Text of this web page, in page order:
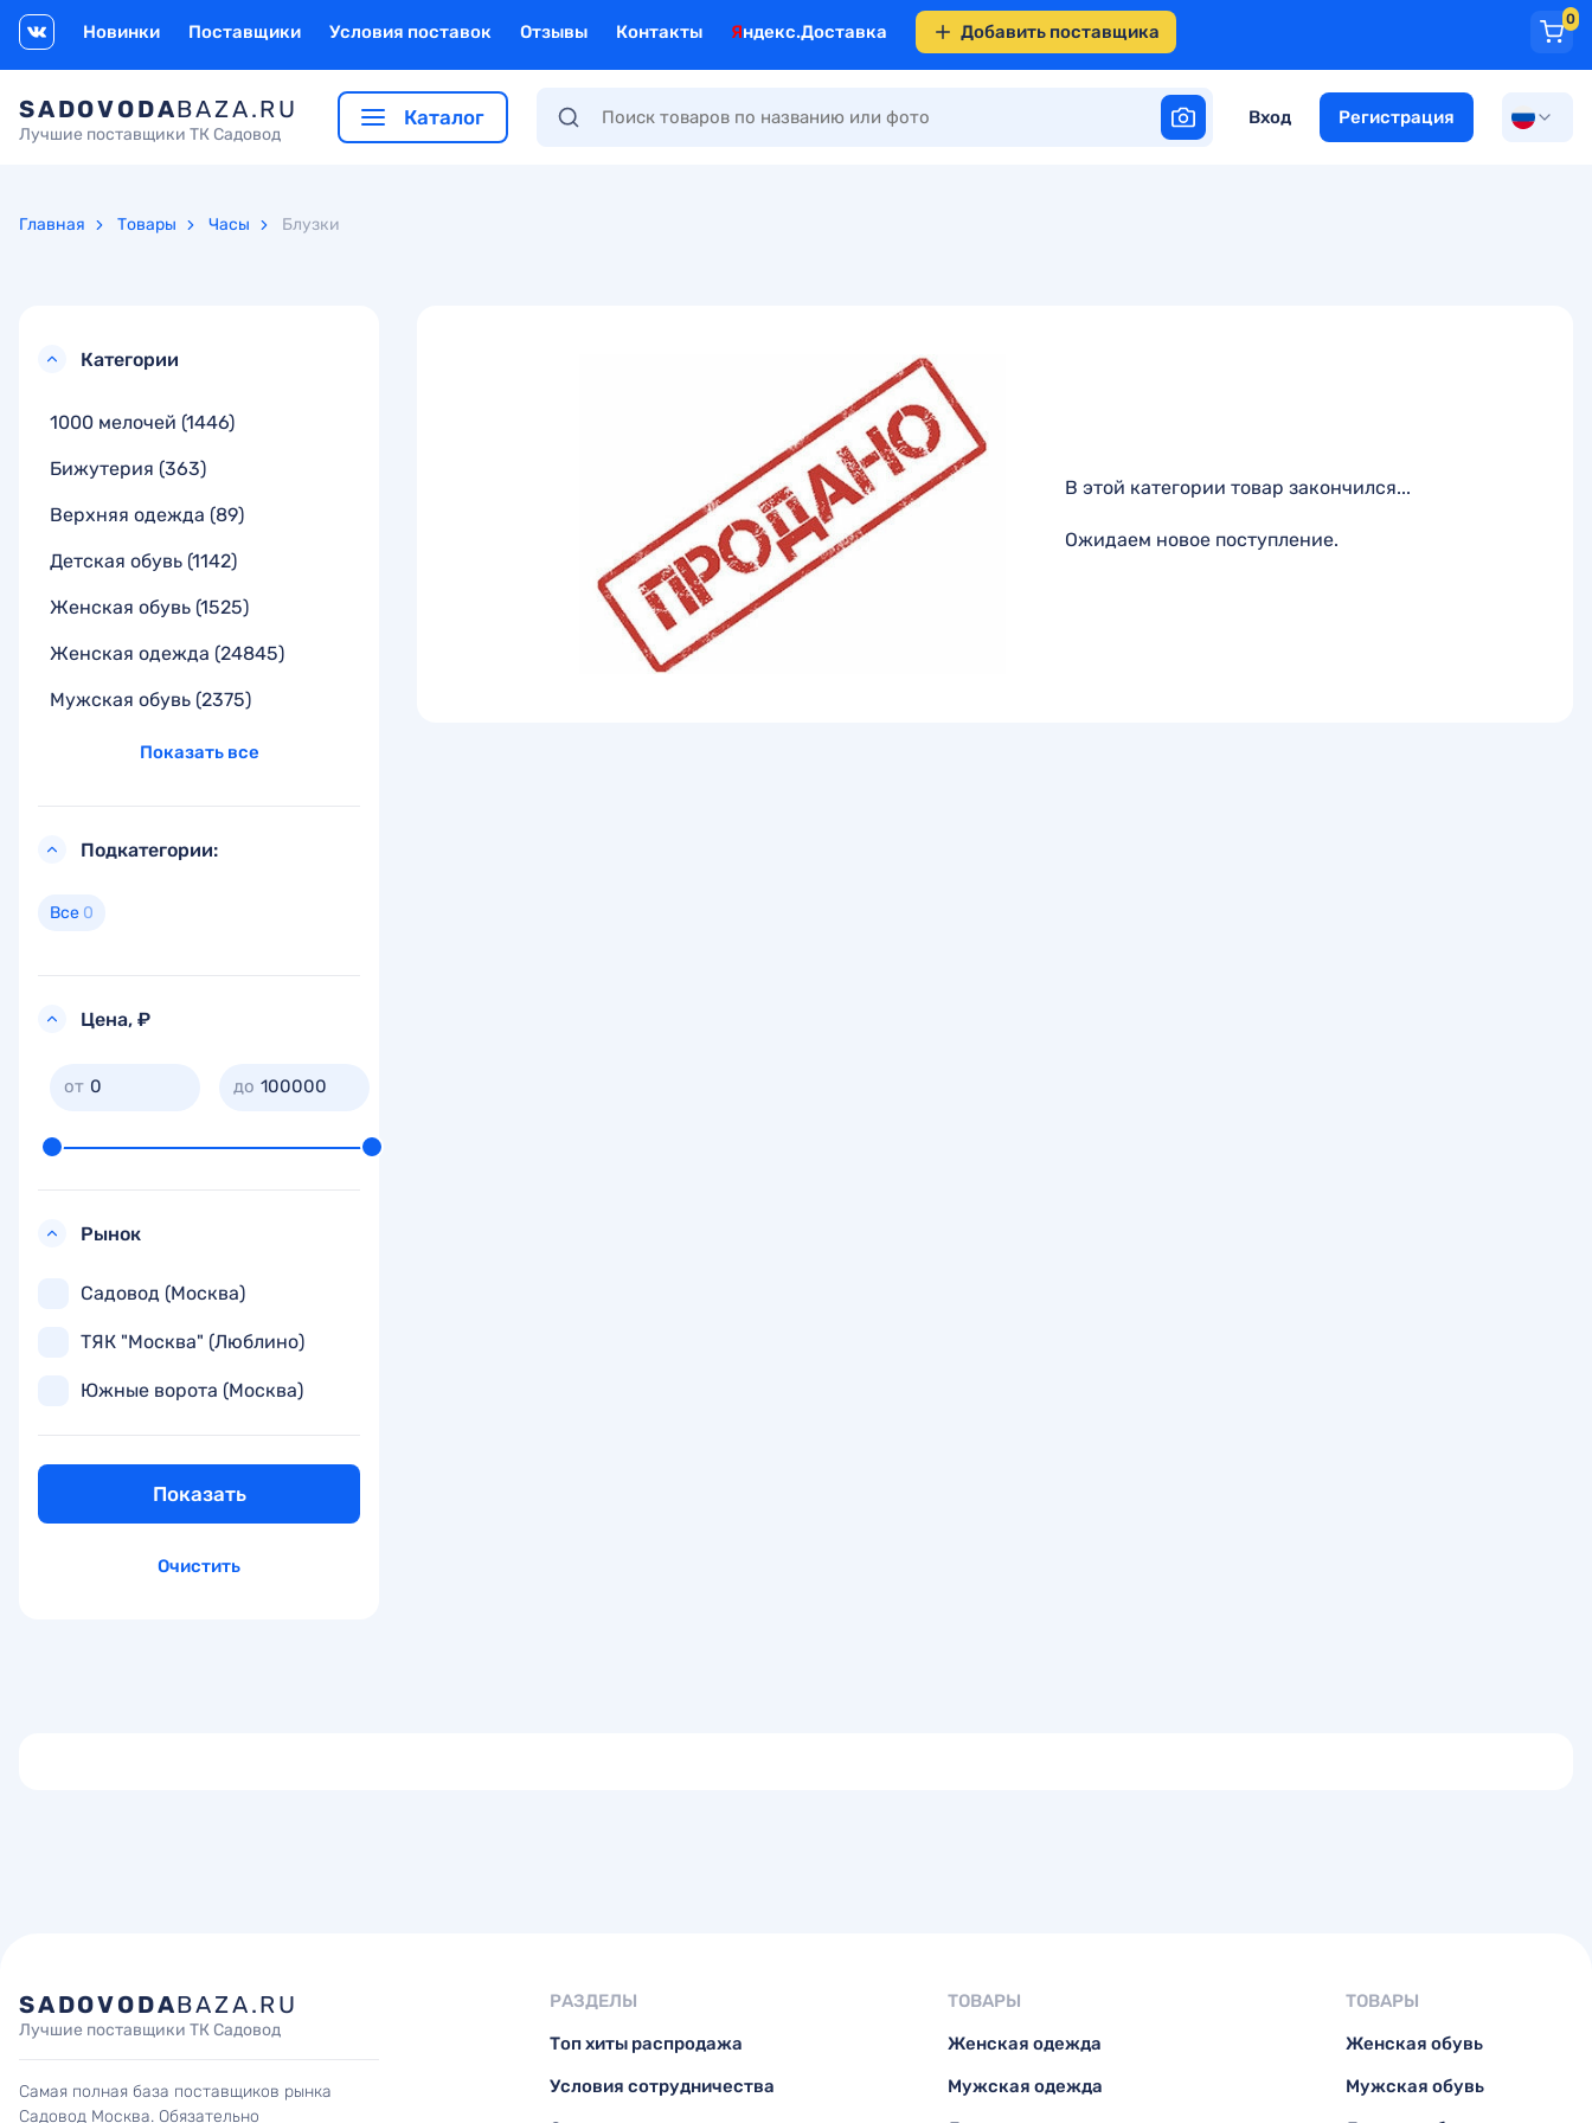
Новинки Поставщики Условия поставок Отзывы Контакты Яндекс.Доставка Добавить поставщика
0
SADOVODABAZA.RU
Лучшие поставщики ТК Садовод
Каталог Вход Регистрация
Главная Товары Часы Блузки
Категории
1000 мелочей (1446)
Бижутерия (363)
Верхняя одежда (89)
Детская обувь (1142)
Женская обувь (1525)
Женская одежда (24845)
Мужская обувь (2375)
Показать все
Подкатегории:
Все 0
Цена, ₽
0 100000
Рынок
Садовод (Москва)
ТЯК "Москва" (Люблино)
Южные ворота (Москва)
Показать
Очистить
В этой категории товар закончился...
Ожидаем новое поступление.
SADOVODABAZA.RU
Лучшие поставщики ТК Садовод
Самая полная база поставщиков рынка
Садовод Москва. Обязательно
РАЗДЕЛЫ
Топ хиты распродажа
Условия сотрудничества
ТОВАРЫ
Женская одежда
Мужская одежда
ТОВАРЫ
Женская обувь
Мужская обувь